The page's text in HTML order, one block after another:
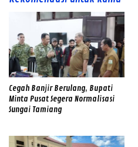
Cegah Banjir Berulang, Bupati
Minta Pusat Segera Normalisasi
Sungai Tamiang